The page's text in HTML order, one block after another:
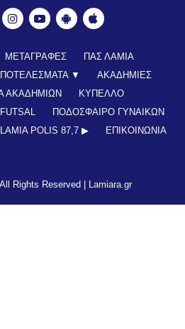
ΜΕΤΑΓΡΑΦΕΣ
ΠΑΣ ΛΑΜΙΑ
▼
ΑΚΑΔΗΜΙΕΣ
ΑΚΑΔΗΜΙΩΝ
ΚΥΠΕΛΛΟ
FUTSAL
ΠΟΔΟΣΦΑΙΡΟ ΓΥΝΑΙΚΩΝ
LAMIA POLIS 87,7 ▶︎ ΕΠΙΚΟΙΝΩΝΊΑ
Rights Reserved | Lamiara.gr